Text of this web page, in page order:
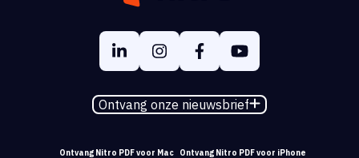
Ontvang onze nieuwsbrief
Ontvang Nitro PDF voor Mac Ontvang Nitro PDF voor iPhone